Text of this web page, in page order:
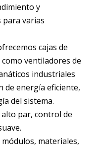
y
para varias
cajas de
ventiladores de
industriales
de energía eficiente,
del sistema.
par, control de
materiales,